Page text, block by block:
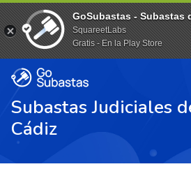
Subastas Judiciales
Cádiz
GoSubastas - Subastas
SquareetLabs
Gratis - En la Play Store